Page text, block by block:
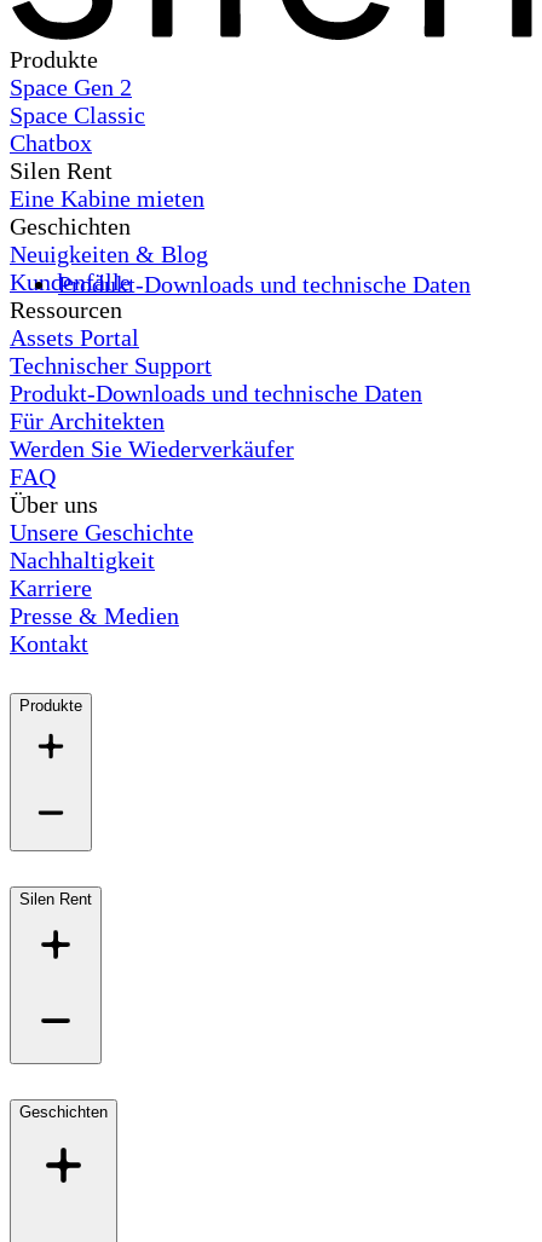
Produkt-Downloads und technische Daten
Produkte
Space Gen 2
Space Classic
Chatbox
Silen Rent
Eine Kabine mieten
Geschichten
Neuigkeiten & Blog
Kundenfälle
Ressourcen
Assets Portal
Technischer Support
Produkt-Downloads und technische Daten
Für Architekten
Werden Sie Wiederverkäufer
FAQ
Über uns
Unsere Geschichte
Nachhaltigkeit
Karriere
Presse & Medien
Kontakt
Produkte
Silen Rent
Geschichten